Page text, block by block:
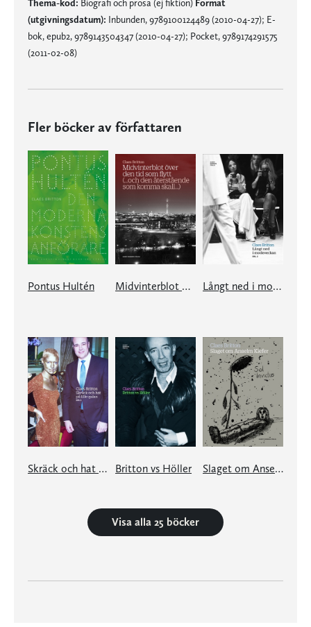
Thema-kod: Biografi och prosa (ej fiktion) Format
(utgivningsdatum): Inbunden, 9789100124489 (2010-04-27); E-
bok, epub2, 9789143504347 (2010-04-27); Pocket, 9789174291575
(2011-02-08)
Fler böcker av författaren
Pontus Hultén Midvinterblot över den tid som flytt Långt ned i modeveckan
Skräck och hat på Elle-galan Britton vs Höller Slaget om Anselm Kiefer
Visa alla 25 böcker